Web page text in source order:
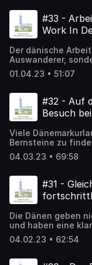
das Land hinter
prunkvoll ist die
Journalistin und
#33 -
Work In
Der dänische
Auswanderer,
findet man in
bewirbt man sich? Werden Ausbildungen aus dem Ausland
in Dänemark einen
geben sie einen
Arbeitsmarkt.
01.04.23 • 51:07
#32 - Auf
Besuch
Viele
Bernsteine zu
und wo findet man
Blåvand nimmt uns
Nordseeküste und
Strand. Werden
04.03.23 • 69:58
#31 -
Die Dänen geben
und haben eine
deshalb, dass in
auch? Wie sieht es
versuche ich mit
04.02.23 • 62:54